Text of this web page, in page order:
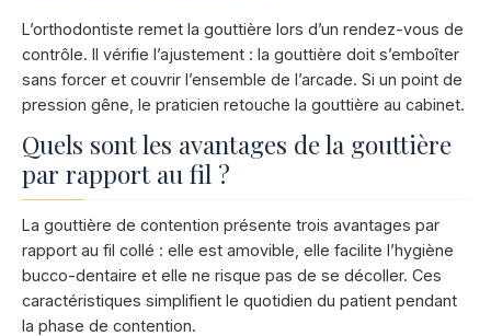
L’orthodontiste remet la gouttière lors d’un rendez-vous de
contrôle. Il vérifie l’ajustement : la gouttière doit s’emboîter
sans forcer et couvrir l’ensemble de l’arcade. Si un point de
pression gêne, le praticien retouche la gouttière au cabinet.
Quels sont les avantages de la gouttière
par rapport au fil ?
La gouttière de contention présente trois avantages par
rapport au fil collé : elle est amovible, elle facilite l’hygiène
bucco-dentaire et elle ne risque pas de se décoller. Ces
caractéristiques simplifient le quotidien du patient pendant
la phase de contention.